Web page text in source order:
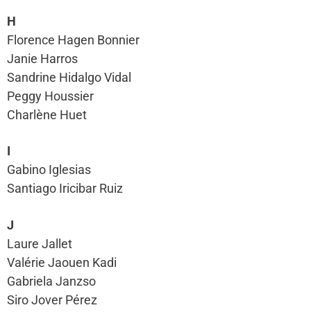
H
Florence Hagen Bonnier
Janie Harros
Sandrine Hidalgo Vidal
Peggy Houssier
Charlène Huet
I
Gabino Iglesias
Santiago Iricibar Ruiz
J
Laure Jallet
Valérie Jaouen Kadi
Gabriela Janzso
Siro Jover Pérez